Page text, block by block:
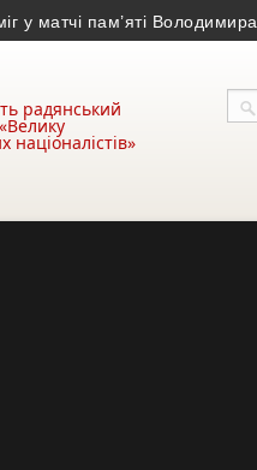
пам’яті Володимира Дроня
радянський
націоналістів»